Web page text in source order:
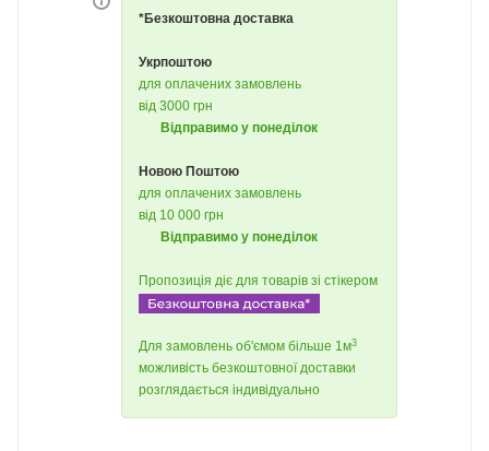
*Безкоштовна доставка
Укрпоштою
для оплачених замовлень
від 3000 грн
Відправимо у понеділок
Новою Поштою
для оплачених замовлень
від 10 000 грн
Відправимо у понеділок
Пропозиція діє для товарів зі стікером
Для замовлень об'ємом більше 1м3
можливість безкоштовної доставки
розглядається індивідуально